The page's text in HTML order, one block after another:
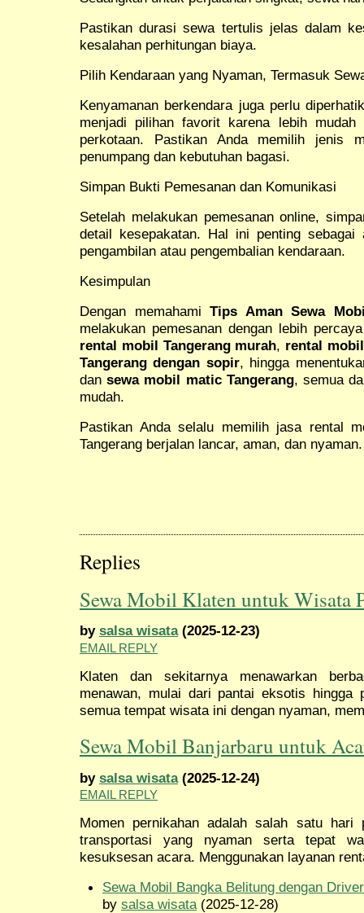
Pastikan durasi sewa tertulis jelas dalam
kesalahan perhitungan biaya.
Pilih Kendaraan yang Nyaman, Termasuk
Kenyamanan berkendara juga perlu
menjadi pilihan favorit karena lebih
perkotaan. Pastikan Anda memilih jenis
penumpang dan kebutuhan bagasi.
Simpan Bukti Pemesanan dan Komunikasi
Setelah melakukan pemesanan online,
detail kesepakatan. Hal ini penting
pengambilan atau pengembalian kendaraan.
Kesimpulan
Dengan memahamiTips Aman Sewa
melakukan pemesanan dengan lebih
rental mobil Tangerang murah, rental
Tangerang dengan sopir, hingga
dansewa mobil matic Tangerang, semua
mudah.
Pastikan Anda selalu memilih jasa rental
Tangerang berjalan lancar, aman, dan nyaman.
Replies
Sewa Mobil Klaten untuk Wisata
by salsa wisata(2025-12-23)
EMAIL REPLY
Klaten dan sekitarnya menawarkan
menawan, mulai dari pantai eksotis hingga
semua tempat wisata ini dengan nyaman,
Sewa Mobil Banjarbaru untuk
by salsa wisata(2025-12-24)
EMAIL REPLY
Momen pernikahan adalah salah satu hari
transportasi yang nyaman serta tepat
kesuksesan acara. Menggunakan layanan
Sewa Mobil Bangka Belitung dengan
by salsa wisata(2025-12-28)